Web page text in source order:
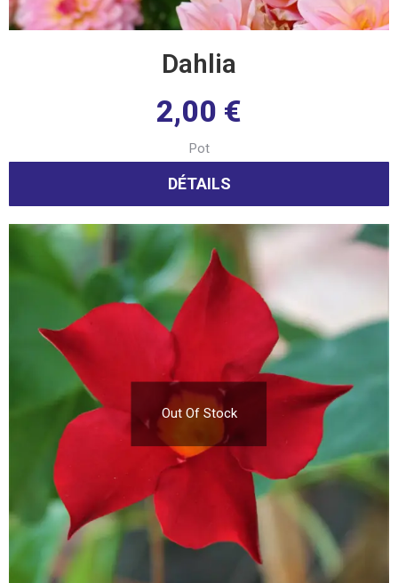
Dahlia
2,00 €
Pot
DÉTAILS
Out Of Stock